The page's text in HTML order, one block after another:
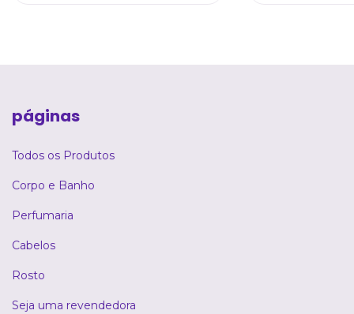
páginas
Todos os Produtos
Corpo e Banho
Perfumaria
Cabelos
Rosto
Seja uma revendedora